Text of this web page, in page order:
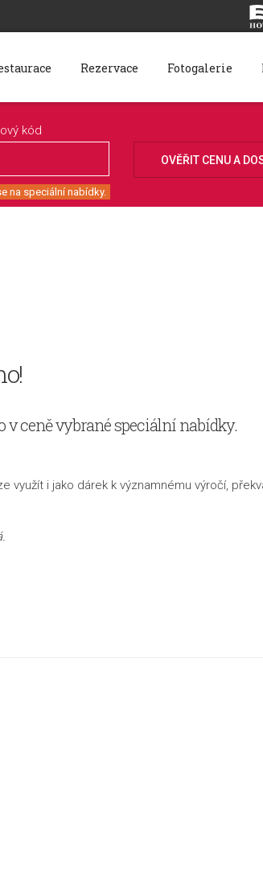
Rezervace Fotogalerie
kód
na speciální nabídky.
ceně vybrané speciální nabídky.
využít i jako dárek k významnému výročí,